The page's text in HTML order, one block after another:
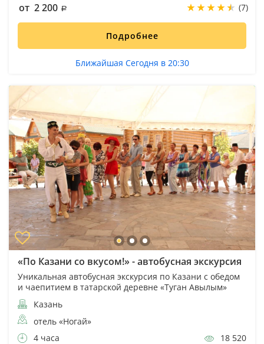
от 2 200 (7)
Подробнее
Ближайшая Сегодня в 20:30
«По Казани со вкусом!» - автобусная экскурсия
Уникальная автобусная экскурсия по Казани с обедом
и чаепитием в татарской деревне «Туган Авылым»
Казань
отель «Ногай»
4 часа
18 520